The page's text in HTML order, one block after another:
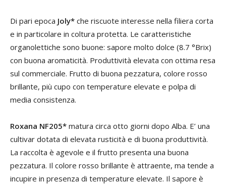
Di pari epoca Joly* che riscuote interesse nella filiera corta
e in particolare in coltura protetta. Le caratteristiche
organolettiche sono buone: sapore molto dolce (8.7 °Brix)
con buona aromaticità. Produttività elevata con ottima resa
sul commerciale. Frutto di buona pezzatura, colore rosso
brillante, più cupo con temperature elevate e polpa di
media consistenza.
Roxana NF205* matura circa otto giorni dopo Alba. E’ una
cultivar dotata di elevata rusticità e di buona produttività.
La raccolta è agevole e il frutto presenta una buona
pezzatura. Il colore rosso brillante è attraente, ma tende a
incupire in presenza di temperature elevate. Il sapore è